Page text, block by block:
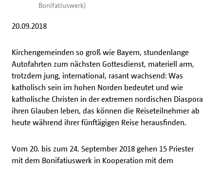
Bonifatiuswerk)
20.09.2018
Kirchengemeinden so groß wie Bayern, stundenlange
Autofahrten zum nächsten Gottesdienst, materiell arm,
trotzdem jung, international, rasant wachsend: Was
katholisch sein im hohen Norden bedeutet und wie
katholische Christen in der extremen nordischen Diaspora
ihren Glauben leben, das können die Reiseteilnehmer ab
heute während ihrer fünftägigen Reise herausfinden.
Vom 20. bis zum 24. September 2018 gehen 15 Priester
mit dem Bonifatiuswerk in Kooperation mit dem